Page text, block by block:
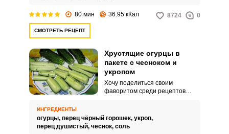
80 мин 36.95 кКал 8724 0
СМОТРЕТЬ РЕЦЕПТ
Хрустящие огурцы в
пакете с чесноком и
укропом
Хочу поделиться своим
фаворитом среди рецептов
чесноком и укропом, получаются
очень ароматными и
ИНГРЕДИЕНТЫ
огурцы, перец чёрный горошек, укроп,
перец душистый, чеснок, соль